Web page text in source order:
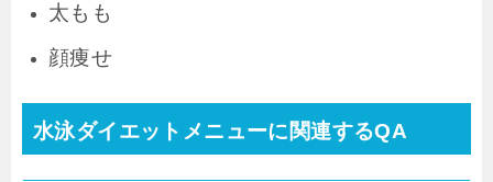
太もも
顔痩せ
水泳ダイエットメニューに関連するQA